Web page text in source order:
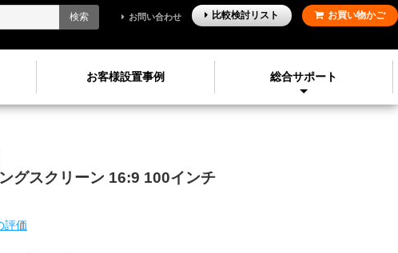
お客様設置事例 総合サポート
検索 お問い合わせ 比較検討リスト お買い物かご
グスクリーン 16:9 100インチ
評価